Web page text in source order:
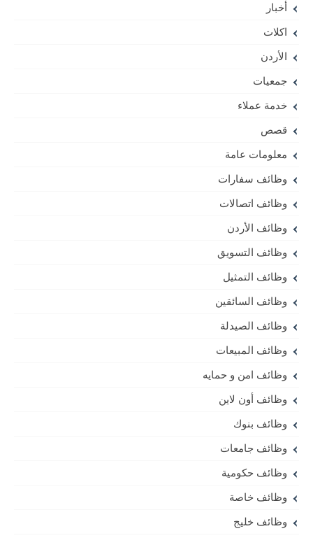
أخبار
اكلات
الأردن
جمعيات
خدمة عملاء
قصص
معلومات عامة
وظائف سفارات
وظائف اتصالات
وظائف الأردن
وظائف التسويق
وظائف التمثيل
وظائف السائقين
وظائف الصيدلة
وظائف المبيعات
وظائف امن و حمايه
وظائف أون لاين
وظائف بنوك
وظائف جامعات
وظائف حكومية
وظائف خاصة
وظائف خليج